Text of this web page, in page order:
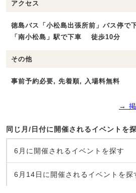
アクセス
徳島バス「小松島出張所前」バス停
「南小松島」駅で下車 徒歩10分
その他
事前予約必要, 先着順, 入場料無料
→ 掲
同じ月/日付に開催されるイベントを
6月に開催されるイベントを探す
6月14日に開催されるイベントを探